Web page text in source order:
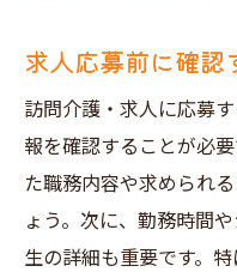
求人応募前に確認
訪問介護・求人に応募
報を確認することが必
た職務内容や求められ
ょう。次に、勤務時間
生の詳細も重要です。